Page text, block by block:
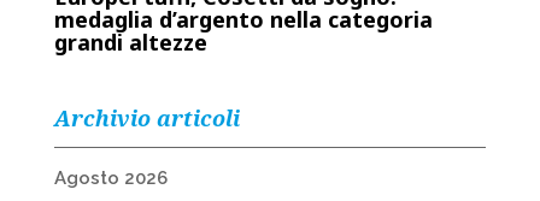
medaglia d’argento nella categoria
grandi altezze
Archivio articoli
Agosto 2026